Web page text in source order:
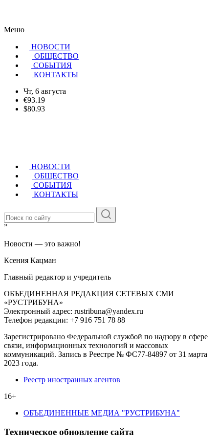
Меню
НОВОСТИ
ОБЩЕСТВО
CОБЫТИЯ
КОНТАКТЫ
Чт, 6 августа
€93.19
$80.93
НОВОСТИ
ОБЩЕСТВО
СОБЫТИЯ
КОНТАКТЫ
”
Новости — это важно!
Ксения Кацман
Главный редактор и учредитель
ОБЪЕДИНЕННАЯ РЕДАКЦИЯ СЕТЕВЫХ СМИ
«РУСТРИБУНА»
Электронный адрес: rustribuna@yandex.ru
Телефон редакции: +7 916 751 78 88
Зарегистрировано Федеральной службой по надзору в сфере
связи, информационных технологий и массовых
коммуникаций. Запись в Реестре № ФС77-84897 от 31 марта
2023 года.
Реестр иностранных агентов
16+
ОБЪЕДИНЕННЫЕ МЕДИА "РУСТРИБУНА"
Техническое обновление сайта